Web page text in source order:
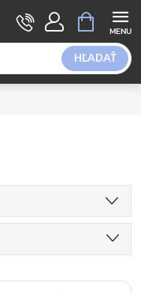
HĽADAŤ
KOŠÍK